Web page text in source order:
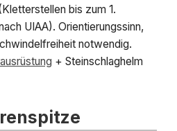
bis zum 1.
UIAA). Orientierungssinn,
notwendig.
+ Steinschlaghelm